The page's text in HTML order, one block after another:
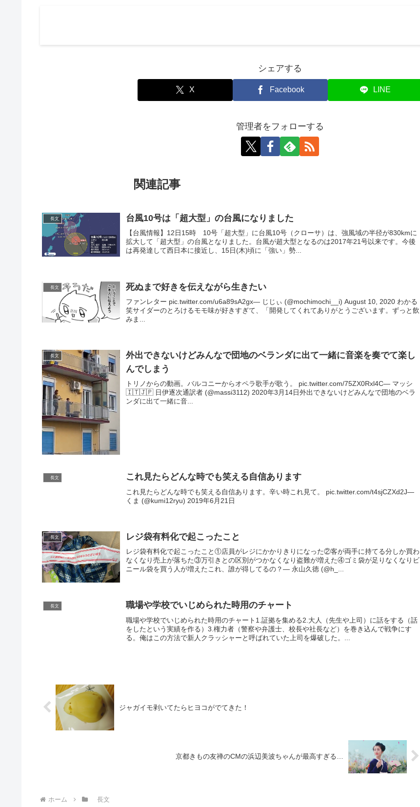
シェアする
X Facebook LINE
管理者をフォローする
関連記事
長文 台風10号は「超大型」の台風になりました
【台風情報】12日15時 10号「超大型」に台風10号（クローサ）は、強風域の半径が830kmに
拡大して「超大型」の台風となりました。台風が超大型となるのは2017年21号以来です。今後
は再発達して西日本に接近し、15日(木)頃に「強い」勢...
長文 死ぬまで好きを伝えながら生きたい
ファンレター pic.twitter.com/u6a89sA2gx— じじぃ (@mochimochi__i) August 10, 2020 わかる
笑サイダーのとろけるモモ味が好きすぎて、「開発してくれてありがとうございます。ずっと飲
みま...
長文
外出できないけどみんなで団地のベランダに出て一緒に音楽を奏でて楽し
んでしまう
トリノからの動画。バルコニーからオペラ歌手が歌う。 pic.twitter.com/75ZX0Rxl4C— マッシ
🇮🇹🇯🇵 日伊逐次通訳者 (@massi3112) 2020年3月14日外出できないけどみんなで団地のベラ
ンダに出て一緒に音...
長文 これ見たらどんな時でも笑える自信あります
これ見たらどんな時でも笑える自信あります。辛い時これ見て。 pic.twitter.com/t4sjCZXd2J—
くま (@kumi12ryu) 2019年6月21日
長文 レジ袋有料化で起こったこと
レジ袋有料化で起こったこと①店員がレジにかかりきりになった②客が両手に持てる分しか買わ
なくなり売上が落ちた③万引きとの区別がつかなくなり盗難が増えた④ゴミ袋が足りなくなりビ
ニール袋を買う人が増えたこれ、誰が得してるの？— 永山久徳 (@h_...
長文 職場や学校でいじめられた時用のチャート
職場や学校でいじめられた時用のチャート1.証拠を集める2.大人（先生や上司）に話をする（話
をしたという実績を作る）3.権力者（警察や弁護士、校長や社長など）を巻き込んで戦争にす
る。俺はこの方法で新人クラッシャーと呼ばれていた上司を爆破した。...
ジャガイモ剥いてたらヒヨコがでてきた！
京都きもの友禅のCMの浜辺美波ちゃんが最高すぎる…
ホーム 長文